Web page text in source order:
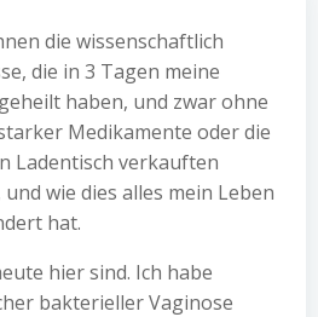
die wissenschaftlich
die in 3 Tagen meine
haben, und zwar ohne
Medikamente oder die
Ladentisch verkauften
wie dies alles mein Leben
hat.
hier sind. Ich habe
bakterieller Vaginose